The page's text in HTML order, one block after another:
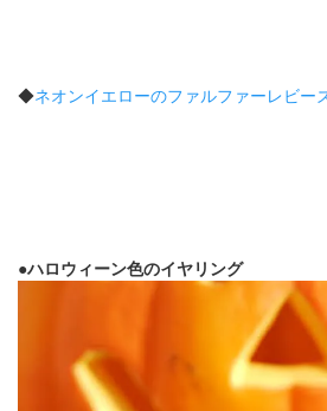
◆ネオンイエローのファルファーレビー
●ハロウィーン色のイヤリング